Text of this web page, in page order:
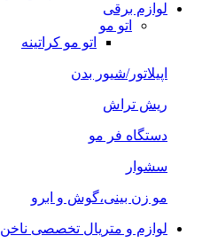
لوازم برقی
اتو مو
اتو مو کراتینه
اپیلاتور/شیور بدن
ریش تراش
دستگاه فر مو
سشوار
مو زن بینی،گوش و ابرو
لوازم و متریال تخصصی ناخن